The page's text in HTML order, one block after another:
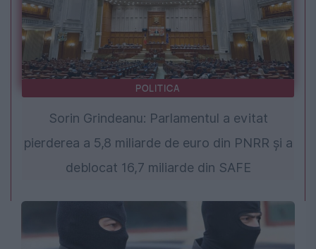
POLITICA
Sorin Grindeanu: Parlamentul a evitat
pierderea a 5,8 miliarde de euro din PNRR și a
deblocat 16,7 miliarde din SAFE